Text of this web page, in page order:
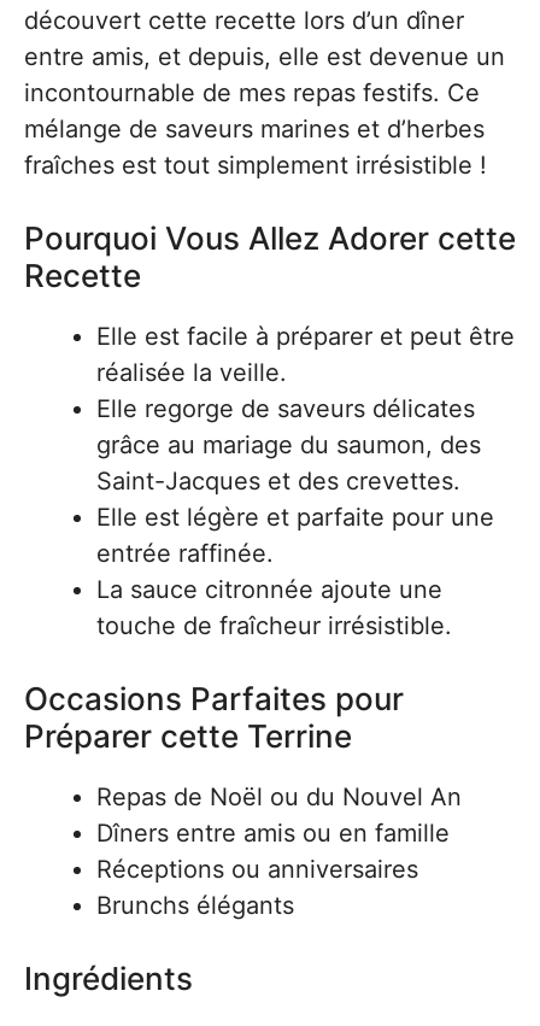
découvert cette recette lors d’un dîner
entre amis, et depuis, elle est devenue un
incontournable de mes repas festifs. Ce
mélange de saveurs marines et d’herbes
fraîches est tout simplement irrésistible !
Pourquoi Vous Allez Adorer cette
Recette
Elle est facile à préparer et peut être
réalisée la veille.
Elle regorge de saveurs délicates
grâce au mariage du saumon, des
Saint-Jacques et des crevettes.
Elle est légère et parfaite pour une
entrée raffinée.
La sauce citronnée ajoute une
touche de fraîcheur irrésistible.
Occasions Parfaites pour
Préparer cette Terrine
Repas de Noël ou du Nouvel An
Dîners entre amis ou en famille
Réceptions ou anniversaires
Brunchs élégants
Ingrédients